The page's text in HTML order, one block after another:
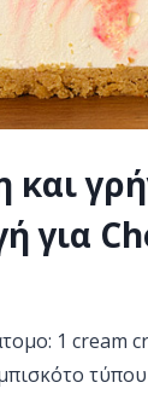
και
για
1 cream